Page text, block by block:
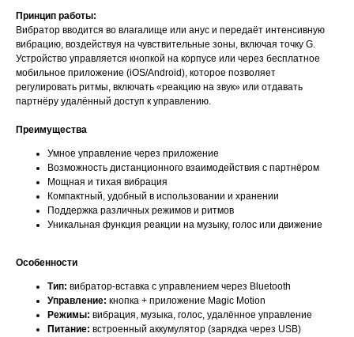
Принцип работы:
Вибратор вводится во влагалище или анус и передаёт интенсивную
вибрацию, воздействуя на чувствительные зоны, включая точку G.
Устройство управляется кнопкой на корпусе или через бесплатное
мобильное приложение (iOS/Android), которое позволяет
регулировать ритмы, включать «реакцию на звук» или отдавать
партнёру удалённый доступ к управлению.
Преимущества
Умное управление через приложение
Возможность дистанционного взаимодействия с партнёром
Мощная и тихая вибрация
Компактный, удобный в использовании и хранении
Поддержка различных режимов и ритмов
Уникальная функция реакции на музыку, голос или движение
Особенности
Тип: вибратор-вставка с управлением через Bluetooth
Управление: кнопка + приложение Magic Motion
Режимы: вибрация, музыка, голос, удалённое управление
Питание: встроенный аккумулятор (зарядка через USB)